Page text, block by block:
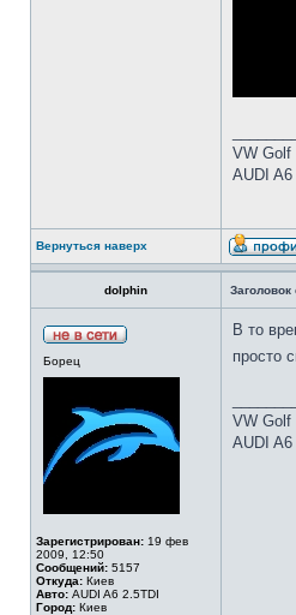
VW Golf
AUDI A6
Вернуться наверх
dolphin
Борец
Зарегистрирован: 19 фев
2009, 12:50
Сообщений: 5157
Откуда: Киев
Авто: AUDI A6 2.5TDI
Город: Киев
В то
просто
VW Golf
AUDI A6